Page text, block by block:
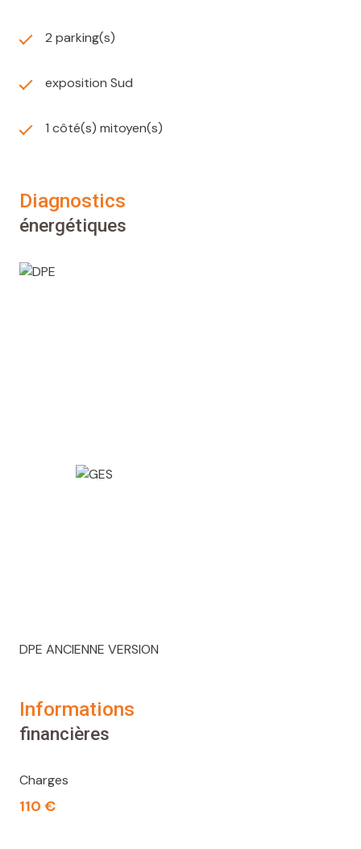
2 parking(s)
exposition Sud
1 côté(s) mitoyen(s)
diagnostics
énergétiques
DPE ANCIENNE VERSION
informations
financières
Charges
110 €